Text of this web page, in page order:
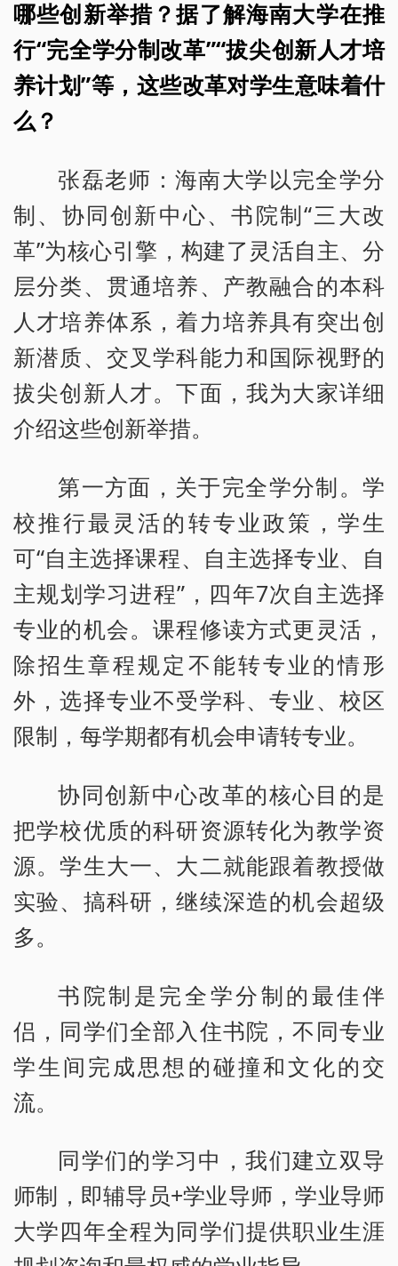
哪些创新举措？据了解海南大学在推
行“完全学分制改革”“拔尖创新人才培
养计划”等，这些改革对学生意味着什
么？
张磊老师：海南大学以完全学分
制、协同创新中心、书院制“三大改
革”为核心引擎，构建了灵活自主、分
层分类、贯通培养、产教融合的本科
人才培养体系，着力培养具有突出创
新潜质、交叉学科能力和国际视野的
拔尖创新人才。下面，我为大家详细
介绍这些创新举措。
第一方面，关于完全学分制。学
校推行最灵活的转专业政策，学生
可“自主选择课程、自主选择专业、自
主规划学习进程”，四年7次自主选择
专业的机会。课程修读方式更灵活，
除招生章程规定不能转专业的情形
外，选择专业不受学科、专业、校区
限制，每学期都有机会申请转专业。
协同创新中心改革的核心目的是
把学校优质的科研资源转化为教学资
源。学生大一、大二就能跟着教授做
实验、搞科研，继续深造的机会超级
多。
书院制是完全学分制的最佳伴
侣，同学们全部入住书院，不同专业
学生间完成思想的碰撞和文化的交
流。
同学们的学习中，我们建立双导
师制，即辅导员+学业导师，学业导师
大学四年全程为同学们提供职业生涯